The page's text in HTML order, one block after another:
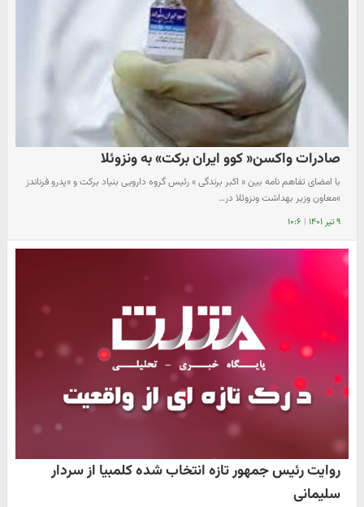
صادرات واکسن« کوو ایران برکت» به ونزوئلا
با امضای تفاهم نامه بین « اکبر برندگی » رئیس گروه دارویی بنیاد برکت و «پدرو فرناندز
»معاون وزیر بهداشت ونزوئلا در…
۹ تیر ۱۴۰۱ | ۱۰:۶
روایت رئیس جمهور تازه انتخاب شده کلمبیا از سردار
سلیمانی